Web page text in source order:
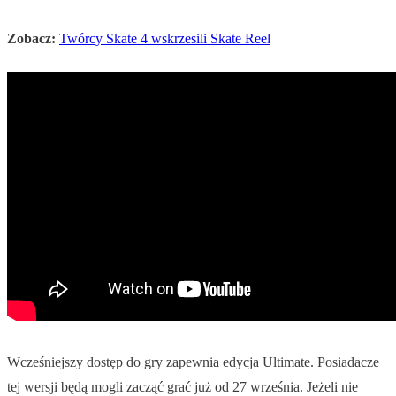
Zobacz: Twórcy Skate 4 wskrzesili Skate Reel
Wcześniejszy dostęp do gry zapewnia edycja Ultimate. Posiadacze
tej wersji będą mogli zacząć grać już od 27 września. Jeżeli nie